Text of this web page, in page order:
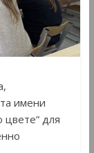
имени
цвете” для